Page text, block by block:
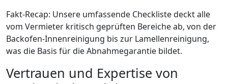
Fakt-Recap: Unsere umfassende Checkliste deckt alle
vom Vermieter kritisch geprüften Bereiche ab, von der
Backofen-Innenreinigung bis zur Lamellenreinigung,
was die Basis für die Abnahmegarantie bildet.
Vertrauen und Expertise von